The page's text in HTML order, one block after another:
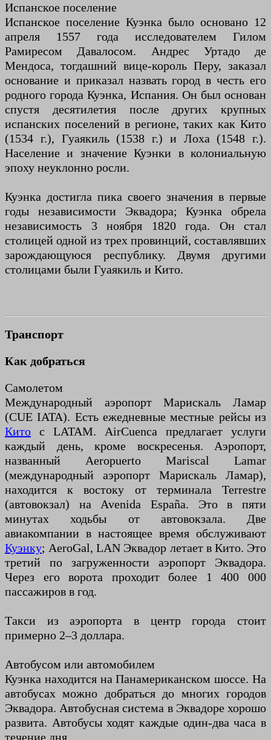
Испанское поселение
Испанское поселение Куэнка было основано 12
апреля 1557 года исследователем Гилом
Рамиресом Давалосом. Андрес Уртадо де
Мендоса, тогдашний вице-король Перу, заказал
основание и приказал назвать город в честь его
родного города Куэнка, Испания. Он был основан
спустя десятилетия после других крупных
испанских поселений в регионе, таких как Кито
(1534 г.), Гуаякиль (1538 г.) и Лоха (1548 г.).
Население и значение Куэнки в колониальную
эпоху неуклонно росли.
Куэнка достигла пика своего значения в первые
годы независимости Эквадора; Куэнка обрела
независимость 3 ноября 1820 года. Он стал
столицей одной из трех провинций, составлявших
зарождающуюся республику. Двумя другими
столицами были Гуаякиль и Кито.
Транспорт
Как добраться
Самолетом
Международный аэропорт Марискаль Ламар
(CUE IATA). Есть ежедневные местные рейсы из
Кито с LATAM. AirCuenca предлагает услуги
каждый день, кроме воскресенья. Аэропорт,
названный Aeropuerto Mariscal Lamar
(международный аэропорт Марискаль Ламар),
находится к востоку от терминала Terrestre
(автовокзал) на Avenida España. Это в пяти
минутах ходьбы от автовокзала. Две
авиакомпании в настоящее время обслуживают
Куэнку; AeroGal, LAN Эквадор летает в Кито. Это
третий по загруженности аэропорт Эквадора.
Через его ворота проходит более 1 400 000
пассажиров в год.
Такси из аэропорта в центр города стоит
примерно 2–3 доллара.
Автобусом или автомобилем
Куэнка находится на Панамериканском шоссе. На
автобусах можно добраться до многих городов
Эквадора. Автобусная система в Эквадоре хорошо
развита. Автобусы ходят каждые один-два часа в
течение дня.